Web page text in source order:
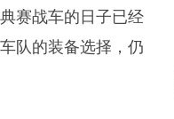
赛战车的日子已经
队的装备选择，仍